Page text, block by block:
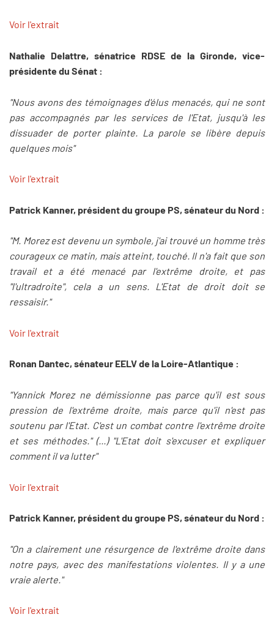
Voir l'extrait
Nathalie Delattre, sénatrice RDSE de la Gironde, vice-
présidente du Sénat :
"Nous avons des témoignages d'élus menacés, qui ne sont
pas accompagnés par les services de l'Etat, jusqu'à les
dissuader de porter plainte. La parole se libère depuis
quelques mois"
Voir l'extrait
Patrick Kanner, président du groupe PS, sénateur du Nord :
"M. Morez est devenu un symbole, j'ai trouvé un homme très
courageux ce matin, mais atteint, touché. Il n'a fait que son
travail et a été menacé par l'extrême droite, et pas
"l'ultradroite", cela a un sens. L'Etat de droit doit se
ressaisir."
Voir l'extrait
Ronan Dantec, sénateur EELV de la Loire-Atlantique :
"Yannick Morez ne démissionne pas parce qu'il est sous
pression de l'extrême droite, mais parce qu'il n'est pas
soutenu par l'Etat. C'est un combat contre l'extrême droite
et ses méthodes." (...) "L'Etat doit s'excuser et expliquer
comment il va lutter"
Voir l'extrait
Patrick Kanner, président du groupe PS, sénateur du Nord :
"On a clairement une résurgence de l'extrême droite dans
notre pays, avec des manifestations violentes. Il y a une
vraie alerte."
Voir l'extrait